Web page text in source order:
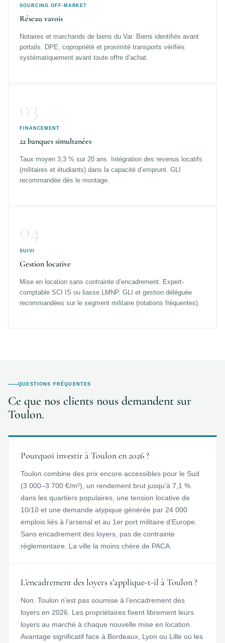
SOURCING OFF-MARKET
Réseau varois
Notaires et marchands de biens du Var. Biens identifiés avant
portails. DPE, copropriété et proximité transports vérifiés
systématiquement avant toute offre d’achat.
03
FINANCEMENT
22 banques simultanées
Taux moyen 3,3 % sur 20 ans. Intégration des revenus locatifs
(militaires et étudiants) dans la capacité d’emprunt. GLI
recommandée dès le montage.
04
SUIVI
Gestion locative
Mise en location sans contrainte d’encadrement. Expert-
comptable SCI IS ou liasse LMNP. GLI et gestion déléguée
recommandées sur le segment militaire (rotations fréquentes).
QUESTIONS FRÉQUENTES
Ce que nos clients nous demandent sur
Toulon.
Pourquoi investir à Toulon en 2026 ?
Toulon combine des prix encore accessibles pour le Sud
(3 000–3 700 €/m²), un rendement brut jusqu’à 7,1 %
dans les quartiers populaires, une tension locative de
10/10 et une demande atypique générée par 24 000
emplois liés à l’arsenal et au 1er port militaire d’Europe.
Sans encadrement des loyers, pas de contrainte
réglementaire. La ville la moins chère de PACA.
L’encadrement des loyers s’applique-t-il à Toulon ?
Non. Toulon n’est pas soumise à l’encadrement des
loyers en 2026. Les propriétaires fixent librement leurs
loyers au marché à chaque nouvelle mise en location.
Avantage significatif face à Bordeaux, Lyon ou Lille où les